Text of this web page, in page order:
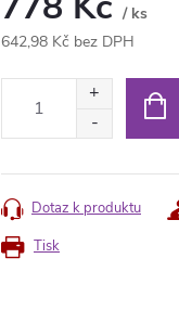
/ ks
642,98 Kč bez DPH
Tisk
Dotaz k produktu